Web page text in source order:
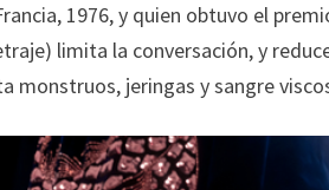
1976, y quien obtuvo el
limita la conversación, y
monstruos, jeringas y sangre